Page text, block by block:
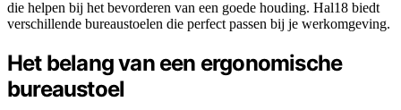
die helpen bij het bevorderen van een goede houding. Hal18 biedt
verschillende bureaustoelen die perfect passen bij je werkomgeving.
Het belang van een ergonomische
bureaustoel